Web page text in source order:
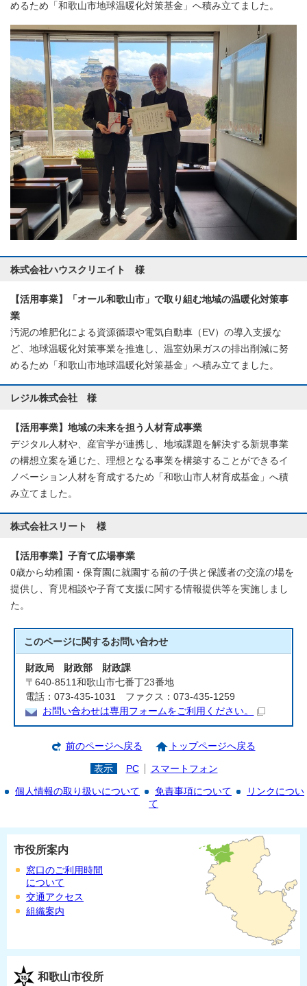
めるため「和歌山市地球温暖化対策基金」へ積み立てました。
株式会社ハウスクリエイト 様
【活用事業】「オール和歌山市」で取り組む地域の温暖化対策事
業
汚泥の堆肥化による資源循環や電気自動車（EV）の導入支援な
ど、地球温暖化対策事業を推進し、温室効果ガスの排出削減に努
めるため「和歌山市地球温暖化対策基金」へ積み立てました。
レジル株式会社 様
【活用事業】地域の未来を担う人材育成事業
デジタル人材や、産官学が連携し、地域課題を解決する新規事業
の構想立案を通じた、理想となる事業を構築することができるイ
ノベーション人材を育成するため「和歌山市人材育成基金」へ積
み立てました。
株式会社スリート 様
【活用事業】子育て広場事業
0歳から幼稚園・保育園に就園する前の子供と保護者の交流の場を
提供し、育児相談や子育て支援に関する情報提供等を実施しまし
た。
このページに関するお問い合わせ
財政局 財政部 財政課
〒640-8511和歌山市七番丁23番地
電話：073-435-1031 ファクス：073-435-1259
お問い合わせは専用フォームをご利用ください。
前のページへ戻る トップページへ戻る
表示 PC スマートフォン
個人情報の取り扱いについて 免責事項について
リンクについ
て
市役所案内
窓口のご利用時間
について
交通アクセス
組織案内
和歌山市役所